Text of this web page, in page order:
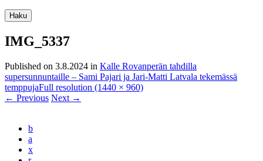
Haku
IMG_5337
Published on 3.8.2024 in Kalle Rovanperän tahdilla
supersunnuntaille – Sami Pajari ja Jari-Matti Latvala tekemässä
temppujaFull resolution (1440 × 960)
← Previous Next →
b
a
x